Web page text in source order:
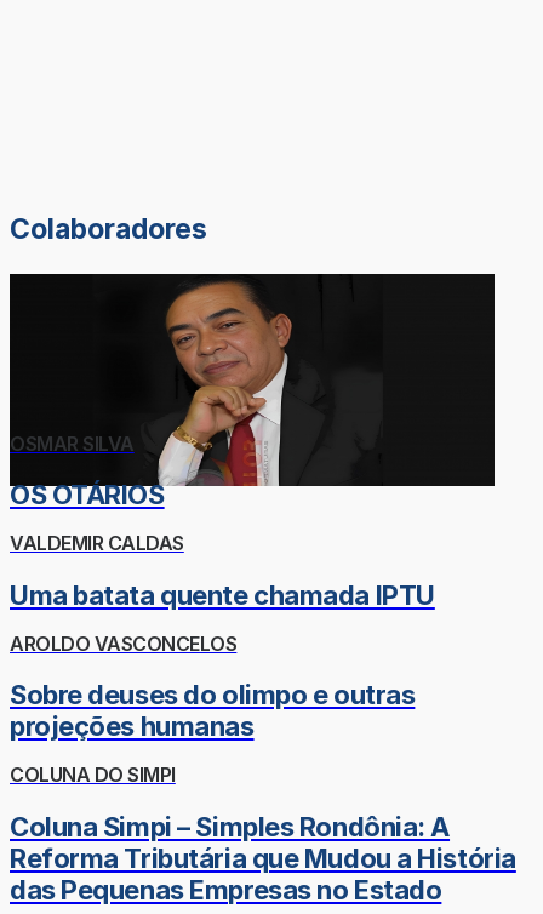
Colaboradores
OSMAR SILVA
OS OTÁRIOS
VALDEMIR CALDAS
Uma batata quente chamada IPTU
AROLDO VASCONCELOS
Sobre deuses do olimpo e outras
projeções humanas
COLUNA DO SIMPI
Coluna Simpi – Simples Rondônia: A
Reforma Tributária que Mudou a História
das Pequenas Empresas no Estado